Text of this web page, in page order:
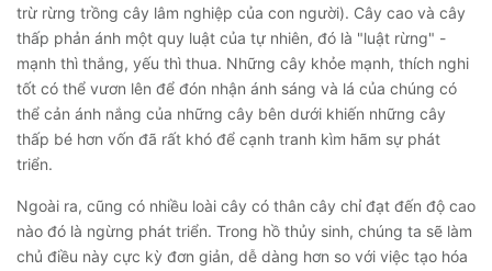
trừ rừng trồng cây lâm nghiệp của con người). Cây cao và cây
thấp phản ánh một quy luật của tự nhiên, đó là "luật rừng" -
mạnh thì thắng, yếu thì thua. Những cây khỏe mạnh, thích nghi
tốt có thể vươn lên để đón nhận ánh sáng và lá của chúng có
thể cản ánh nắng của những cây bên dưới khiến những cây
thấp bé hơn vốn đã rất khó để cạnh tranh kìm hãm sự phát
triển.
Ngoài ra, cũng có nhiều loài cây có thân cây chỉ đạt đến độ cao
nào đó là ngừng phát triển. Trong hồ thủy sinh, chúng ta sẽ làm
chủ điều này cực kỳ đơn giản, dễ dàng hơn so với việc tạo hóa